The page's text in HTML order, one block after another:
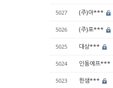
5027 (주)아***
5026 (주)포***
5025 대상***
5024 인동에프***
5023 한샘***